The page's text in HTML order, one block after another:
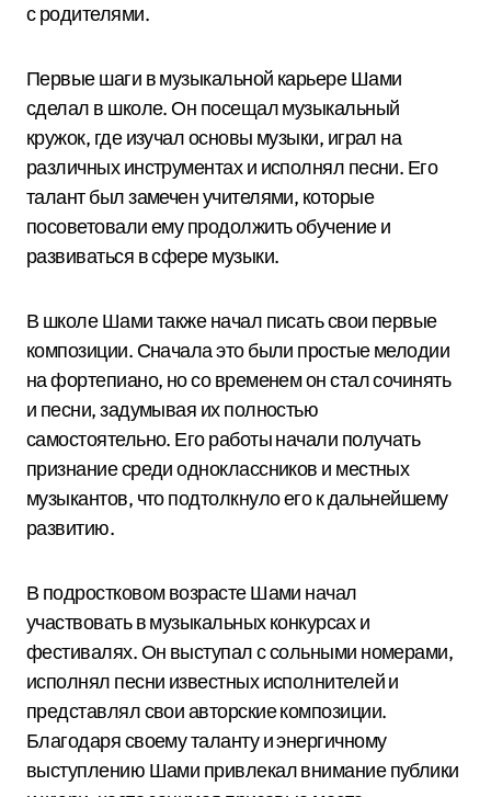
с родителями.
Первые шаги в музыкальной карьере Шами
сделал в школе. Он посещал музыкальный
кружок, где изучал основы музыки, играл на
различных инструментах и исполнял песни. Его
талант был замечен учителями, которые
посоветовали ему продолжить обучение и
развиваться в сфере музыки.
В школе Шами также начал писать свои первые
композиции. Сначала это были простые мелодии
на фортепиано, но со временем он стал сочинять
и песни, задумывая их полностью
самостоятельно. Его работы начали получать
признание среди одноклассников и местных
музыкантов, что подтолкнуло его к дальнейшему
развитию.
В подростковом возрасте Шами начал
участвовать в музыкальных конкурсах и
фестивалях. Он выступал с сольными номерами,
исполнял песни известных исполнителей и
представлял свои авторские композиции.
Благодаря своему таланту и энергичному
выступлению Шами привлекал внимание публики